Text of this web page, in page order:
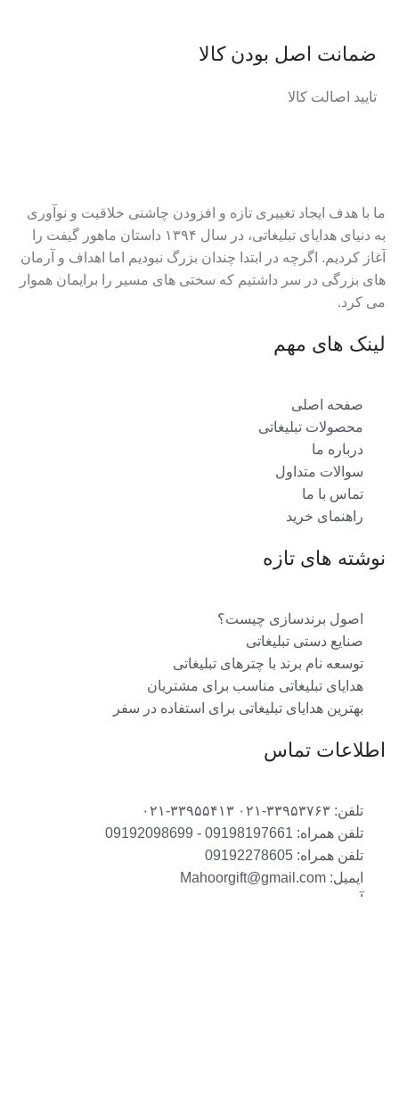
ضمانت اصل‌ بودن کالا
تایید اصالت کالا
ما با هدف ایجاد تغییری تازه و افزودن چاشنی خلاقیت و نوآوری
به دنیای هدایای تبلیغاتی، در سال ۱۳۹۴ داستان ماهور گیفت را
آغاز کردیم. اگرچه در ابتدا چندان بزرگ نبودیم اما اهداف و آرمان
های بزرگی در سر داشتیم که سختی های مسیر را برایمان هموار
می کرد.
لینک های مهم
صفحه اصلی
محصولات تبلیغاتی
درباره ما
سوالات متداول
تماس با ما
راهنمای خرید
نوشته های تازه
اصول برندسازی چیست؟
صنایع دستی تبلیغاتی
توسعه نام برند با چترهای تبلیغاتی
هدایای تبلیغاتی مناسب برای مشتریان
بهترین هدایای تبلیغاتی برای استفاده در سفر
اطلاعات تماس
تلفن: ۳۳۹۵۳۷۶۳-۰۲۱ ۳۳۹۵۵۴۱۳-۰۲۱
تلفن همراه: 09198197661 - 09192098699
تلفن همراه: 09192278605
ایمیل: Mahoorgift@gmail.com
آدرس: ....